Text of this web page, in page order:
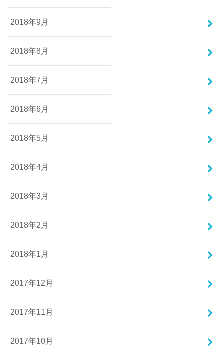
2018年9月
2018年8月
2018年7月
2018年6月
2018年5月
2018年4月
2018年3月
2018年2月
2018年1月
2017年12月
2017年11月
2017年10月